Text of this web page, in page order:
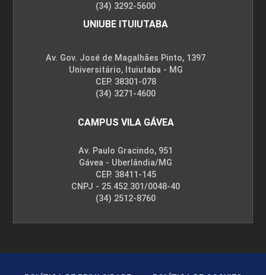
(34) 3292-5600
UNIUBE ITUIUTABA
Av. Gov. José de Magalhães Pinto, 1397
Universitário, Ituiutaba - MG
CEP. 38301-078
(34) 3271-4600
CAMPUS VILA GÁVEA
Av. Paulo Gracindo, 951
Gávea - Uberlândia/MG
CEP. 38411-145
CNPJ - 25.452.301/0048-40
(34) 2512-8760